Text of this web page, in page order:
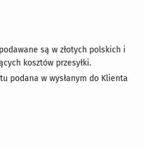
są w złotych polskich i
kosztów przesyłki.
podana w wysłanym do Klienta